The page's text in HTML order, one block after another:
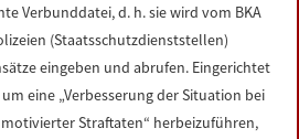
Verbunddatei, d. h. sie wird vom BKA
(Staatsschutzdienststellen)
eingeben und abrufen. Eingerichtet
eine „Verbesserung der Situation bei
Straftaten“ herbeizuführen,